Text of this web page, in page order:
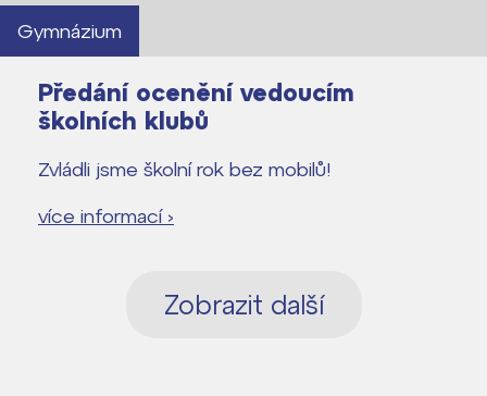
Gymnázium
Předání ocenění vedoucím
školních klubů
Zvládli jsme školní rok bez mobilů!
více informací ›
Zobrazit další